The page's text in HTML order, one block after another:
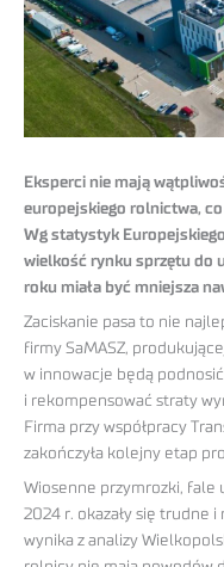
Eksperci nie mają
europejskiego rolnictwa,
Wg statystyk
wielkość rynku sprzętu do
roku miała być mniejsza
Zaciskanie pasa to nie
firmy SaMASZ,
w innowacje będą
i rekompensować straty
Firma przy współpracy
zakończyła kolejny etap
Wiosenne przymrozki, fale
2024 r. okazały się trudne
wynika z analizy